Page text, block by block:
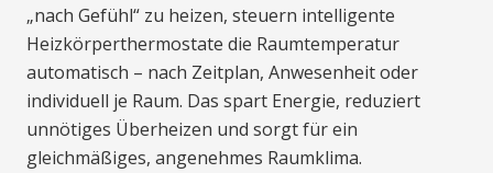
„nach Gefühl“ zu heizen, steuern intelligente
Heizkörperthermostate die Raumtemperatur
automatisch – nach Zeitplan, Anwesenheit oder
individuell je Raum. Das spart Energie, reduziert
unnötiges Überheizen und sorgt für ein
gleichmäßiges, angenehmes Raumklima.